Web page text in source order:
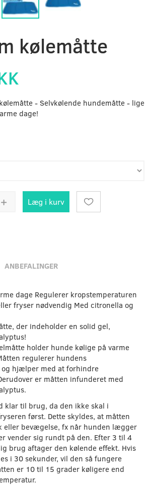
kølemåtte
- Selvkølende hundemåtte - lige
dage!
Læg i kurv
ANBEFALINGER
dage Regulerer kropstemperaturen
fryser nødvendig Med citronella og
der indeholder en solid gel,
holder hunde kølige på varme
regulerer hundens
hjælper med at forhindre
er måtten infunderet med
klar til brug, da den ikke skal i
først. Dette skyldes, at måtten
eller bevægelse, fx når hunden lægger
vender sig rundt på den. Efter 3 til 4
brug aftager den kølende effekt. Hvis
i 30 sekunder, vil den så fungere
er 10 til 15 grader køligere end